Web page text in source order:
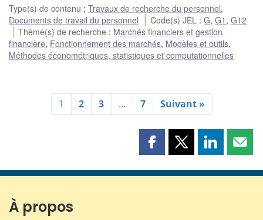
Type(s) de contenu : Travaux de recherche du personnel,
Documents de travail du personnel
Code(s) JEL :G,G1 ,G12
Thème(s) de recherche : Marchés financiers et gestion
financière, Fonctionnement des marchés, Modèles et outils,
Méthodes économétriques, statistiques et computationnelles
1 2 3 … 7 Suivant »
Partager
page
Partager
page
Partager
page page
À propos